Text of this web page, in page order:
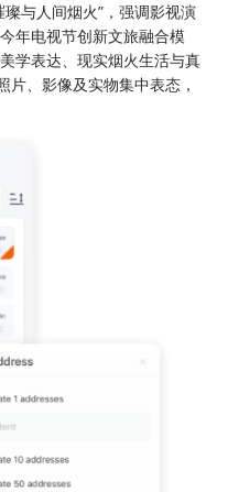
与人间烟火”，强调影视演
年电视节创新文旅融合模
学表达、现实烟火生活与真
、影像及实物集中表态，